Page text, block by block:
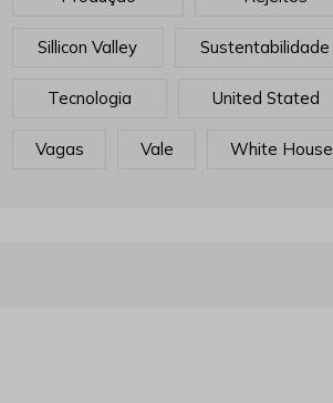
Sillicon Valley Sustentabilidade
Tecnologia United Stated
Vagas Vale White House